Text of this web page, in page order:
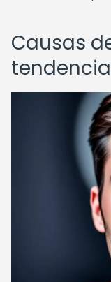
Causas